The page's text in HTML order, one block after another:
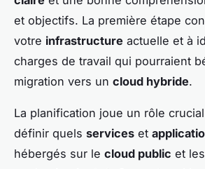
et objectifs. La première étape
votre infrastructure actuelle et à
charges de travail qui pourraient
migration vers un cloud hybride.
La planification joue un rôle
définir quels services et
hébergés sur le cloud public et